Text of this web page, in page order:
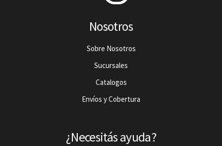
Nosotros
Sobre Nosotros
Sucursales
Catalogos
Envíos y Cobertura
¿Necesitás ayuda?